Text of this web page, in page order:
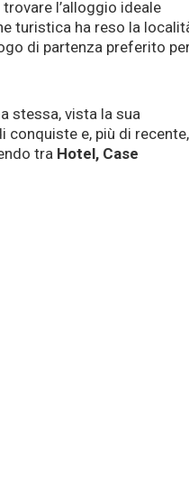
trovare l’alloggio ideale
turistica ha reso la
di partenza preferito
stessa, vista la sua
conquiste e, più di recente,
tra Hotel, Case